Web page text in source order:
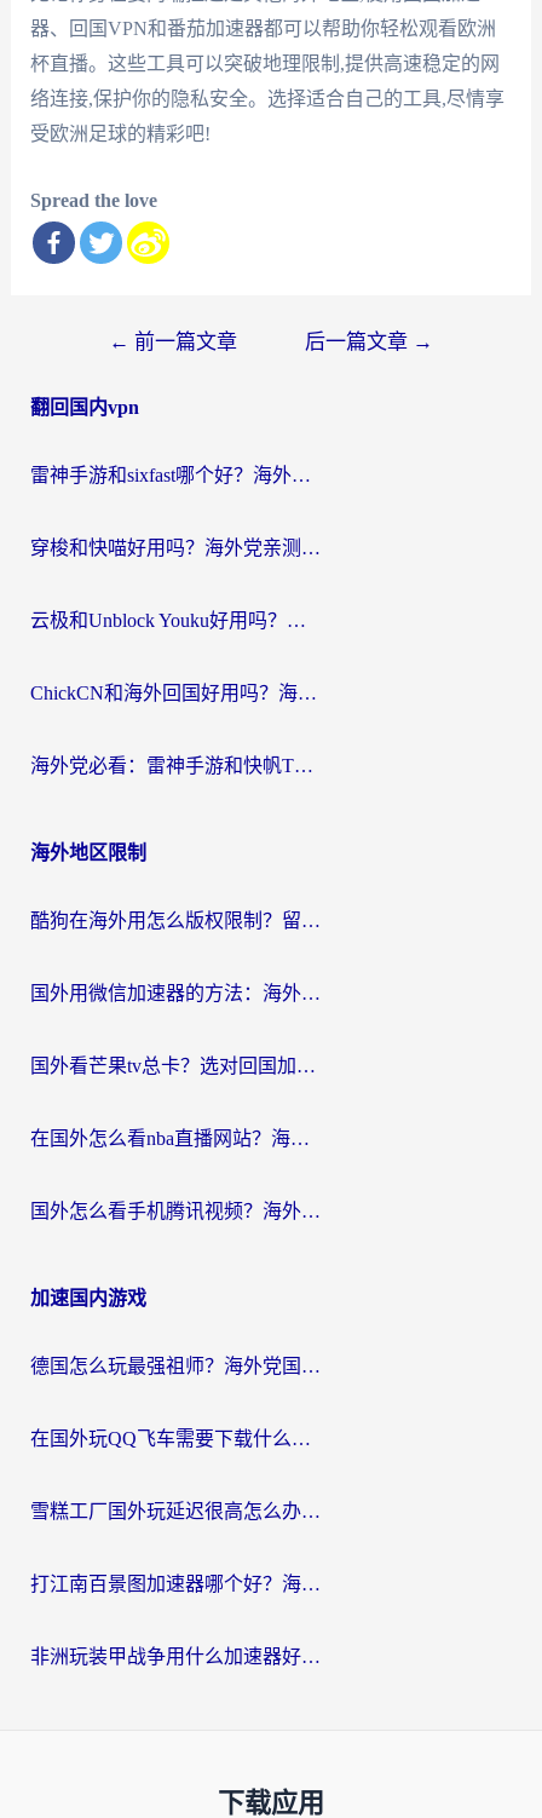
器、回国VPN和番茄加速器都可以帮助你轻松观看欧洲
杯直播。这些工具可以突破地理限制,提供高速稳定的网
络连接,保护你的隐私安全。选择适合自己的工具,尽情享
受欧洲足球的精彩吧!
Spread the love
导
← 前一篇文章 后一篇文章 →
翻回国内vpn
雷神手游和sixfast哪个好？海外党亲测3款回国加速器，教你选对不踩坑
穿梭和快喵好用吗？海外党亲测：小众加速器对比+番茄加速器深度体验
云极和Unblock Youku好用吗？海外党亲测+2026回国加速器避坑指南
ChickCN和海外回国好用吗？海外党2026亲测：从手游到影音，选对加速器的3个关键
海外党必看：雷神手游和快帆TV版好用吗？3步选对回国加速器不踩坑
海外地区限制
酷狗在海外用怎么版权限制？留学生亲测：3步解决听国内音乐难题
国外用微信加速器的方法：海外党无缝连接国内生活的实用指南
国外看芒果tv总卡？选对回国加速器，轻松追《浪姐》不费劲
在国外怎么看nba直播网站？海外党专属体育观赛指南，告别地区限制！
国外怎么看手机腾讯视频？海外党亲测有效的追剧加速器选择指南
加速国内游戏
德国怎么玩最强祖师？海外党国服游戏加速器选择全攻略（附宝可梦Online实测）
在国外玩QQ飞车需要下载什么加速器呢？海外党亲测有效的国服游戏加速指南
雪糕工厂国外玩延迟很高怎么办？海外玩家国服游戏加速终极攻略（附实测推荐）
打江南百景图加速器哪个好？海外党踩坑N次后，终于找到不卡的秘诀
非洲玩装甲战争用什么加速器好？海外党亲测有效的国服游戏加速方案
下载应用